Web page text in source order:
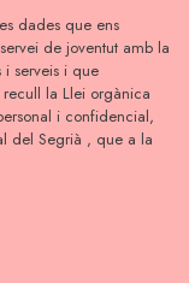
dades que ens
de joventut amb la
i serveis i que
la Llei orgànica
i confidencial,
del Segrià , que a la